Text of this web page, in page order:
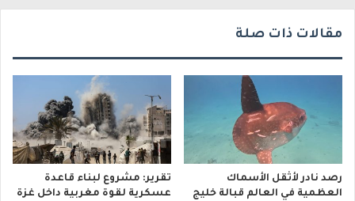
مقالات ذات صلة
رصد نادر لأثقل الأسماك
العظمية في العالم قبالة خليج
تقرير: مشروع لبناء قاعدة
عسكرية لقوة مغربية داخل غزة